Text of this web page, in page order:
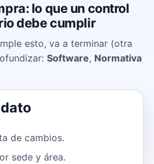
lo que un control
debe cumplir
esto, va a terminar (otra
Software, Normativa
de cambios.
sede y área.